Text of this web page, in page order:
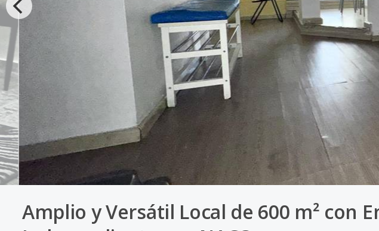
Amplio y Versátil Local de 600 m² con